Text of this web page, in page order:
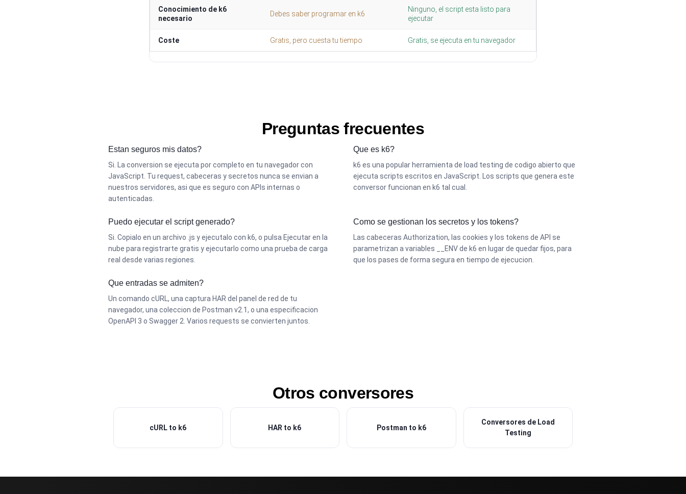
Conocimiento de k6
necesario
Debes saber programar en k6
Ninguno, el script esta listo para
ejecutar
Coste Gratis, pero cuesta tu tiempo Gratis, se ejecuta en tu navegador
Preguntas frecuentes
Estan seguros mis datos?
Si. La conversion se ejecuta por completo en tu navegador con
JavaScript. Tu request, cabeceras y secretos nunca se envian a
nuestros servidores, asi que es seguro con APIs internas o
autenticadas.
Que es k6?
k6 es una popular herramienta de load testing de codigo abierto que
ejecuta scripts escritos en JavaScript. Los scripts que genera este
conversor funcionan en k6 tal cual.
Puedo ejecutar el script generado?
Si. Copialo en un archivo .js y ejecutalo con k6, o pulsa Ejecutar en la
nube para registrarte gratis y ejecutarlo como una prueba de carga
real desde varias regiones.
Como se gestionan los secretos y los tokens?
Las cabeceras Authorization, las cookies y los tokens de API se
parametrizan a variables __ENV de k6 en lugar de quedar fijos, para
que los pases de forma segura en tiempo de ejecucion.
Que entradas se admiten?
Un comando cURL, una captura HAR del panel de red de tu
navegador, una coleccion de Postman v2.1, o una especificacion
OpenAPI 3 o Swagger 2. Varios requests se convierten juntos.
Otros conversores
cURL to k6 HAR to k6 Postman to k6
Conversores de Load
Testing